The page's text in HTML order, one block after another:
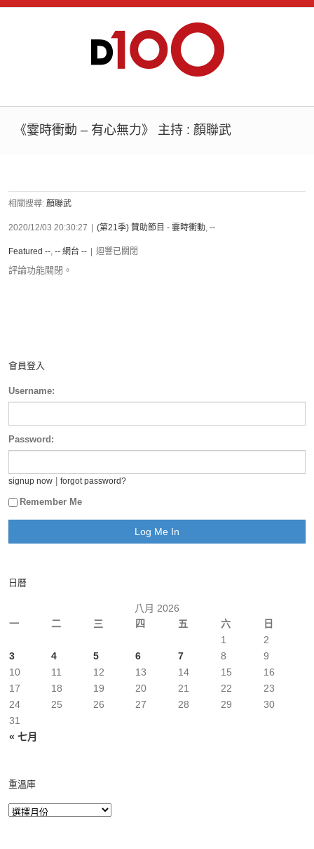
《霎時衝動 – 有心無力》 主持 : 顏聯武
相關搜尋: 顏聯武
2020/12/03 20:30:27 (第21季) 贊助節目 - 霎時衝動, --
Featured --, -- 網台 -- 迴響已關閉
評論功能關閉。
會員登入
Username:
Password:
signup now forgot password?
Remember Me
日曆
八月 2026
一
二 三 四 五 六 日
« 七月
1
2
3
4 5 6 7 8
9
10
11 12 13 14 15
16
17
18 19 20 21 22
23
24
25 26 27 28 29
30
31
重溫庫